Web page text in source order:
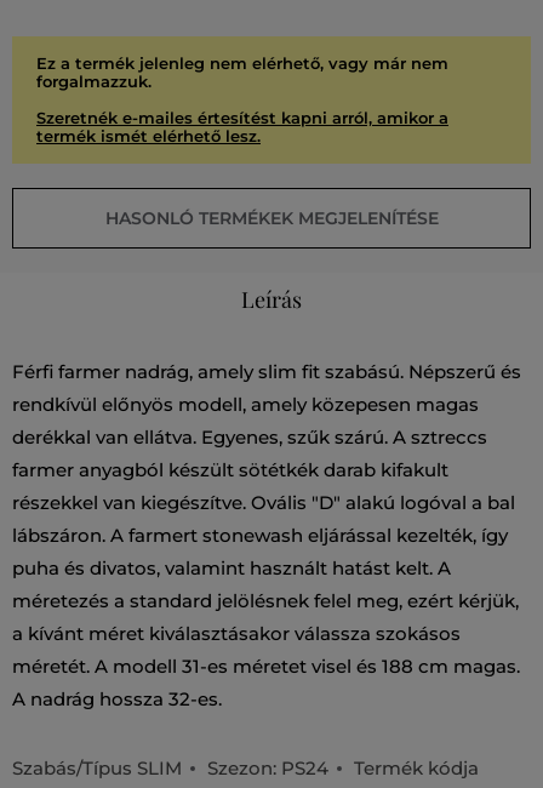
Ez a termék jelenleg nem elérhető, vagy már nem
forgalmazzuk.
Szeretnék e-mailes értesítést kapni arról, amikor a
termék ismét elérhető lesz.
HASONLÓ TERMÉKEK MEGJELENÍTÉSE
Leírás
Férfi farmer nadrág, amely slim fit szabású. Népszerű és
rendkívül előnyös modell, amely közepesen magas
derékkal van ellátva. Egyenes, szűk szárú. A sztreccs
farmer anyagból készült sötétkék darab kifakult
részekkel van kiegészítve. Ovális "D" alakú logóval a bal
lábszáron. A farmert stonewash eljárással kezelték, így
puha és divatos, valamint használt hatást kelt. A
méretezés a standard jelölésnek felel meg, ezért kérjük,
a kívánt méret kiválasztásakor válassza szokásos
méretét. A modell 31-es méretet visel és 188 cm magas.
A nadrág hossza 32-es.
Szabás/Típus SLIM Szezon: PS24
Termék kódja